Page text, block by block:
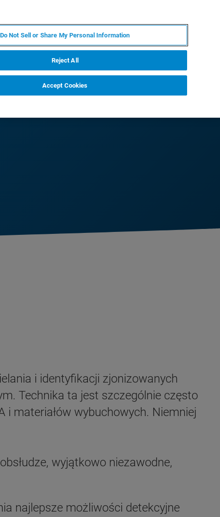
i identyfikacji zjonizowanych
Technika ta jest szczególnie często
materiałów wybuchowych. Niemniej
wyjątkowo niezawodne,
najlepsze możliwości detekcyjne
Do Not Sell or Share My Personal Information
Reject All
Accept Cookies